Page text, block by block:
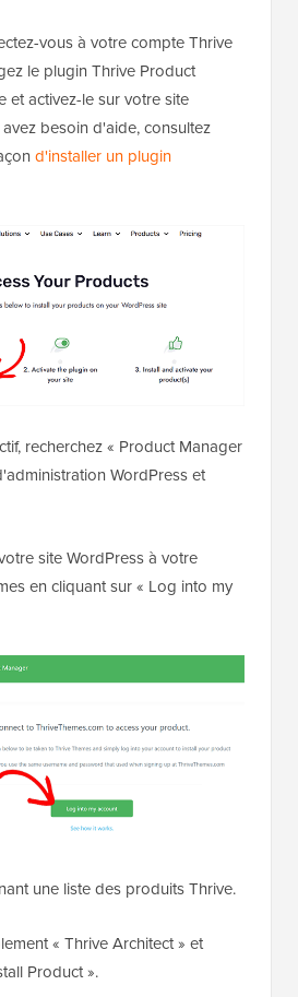
vous à votre compte Thrive
le plugin Thrive Product
et activez-le sur votre site
besoin d'aide, consultez
d'installer un plugin
recherchez « Product Manager
WordPress et
site WordPress à votre
en cliquant sur « Log into my
une liste des produits Thrive.
« Thrive Architect » et
Product ».